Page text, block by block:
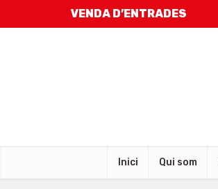
VENDA D’ENTRADES
Inici Qui som